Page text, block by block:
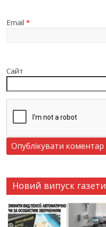
Email*
Сайт
Новий випуск газети